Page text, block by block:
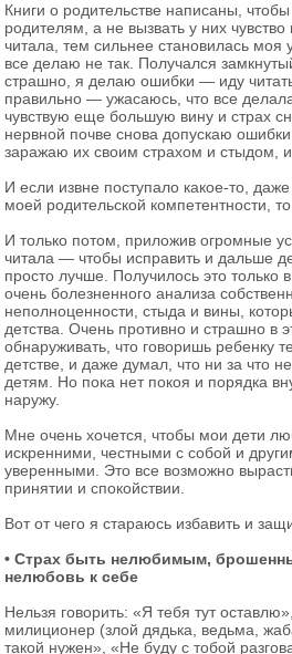
Книги о родительстве написаны,
родителям, а не вызвать у них
читала, тем сильнее становилась моя
все делаю не так. Получался
страшно, я делаю ошибки — иду
правильно — ужасаюсь, что все
чувствую еще большую вину и страх
нервной почве снова допускаю
заражаю их своим страхом и стыдом,
И если извне поступало какое-то,
моей родительской компетентности, то
И только потом, приложив огромные
читала — чтобы исправить и дальше
просто лучше. Получилось это только
очень болезненного анализа
неполноценности, стыда и вины,
детства. Очень противно и страшно в
обнаруживать, что говоришь ребенку
детстве, и даже думал, что ни за что
детям. Но пока нет покоя и порядка
наружу.
Мне очень хочется, чтобы мои дети
искренними, честными с собой и
уверенными. Это все возможно
принятии и спокойствии.
Вот от чего я стараюсь избавить и
• Страх быть нелюбимым,
нелюбовь к себе
Нельзя говорить: «Я тебя тут
милиционер (злой дядька, ведьма,
такой нужен», «Не буду с тобой